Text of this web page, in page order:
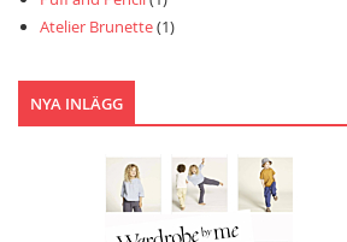
Atelier Brunette(1)
NYA INLÄGG